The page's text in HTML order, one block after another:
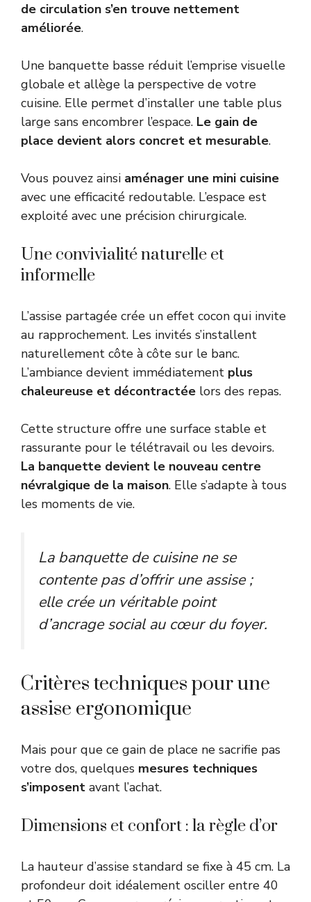
de circulation s’en trouve nettement
améliorée.
Une banquette basse réduit l’emprise visuelle
globale et allège la perspective de votre
cuisine. Elle permet d’installer une table plus
large sans encombrer l’espace. Le gain de
place devient alors concret et mesurable.
Vous pouvez ainsi aménager une mini cuisine
avec une efficacité redoutable. L’espace est
exploité avec une précision chirurgicale.
Une convivialité naturelle et
informelle
L’assise partagée crée un effet cocon qui invite
au rapprochement. Les invités s’installent
naturellement côte à côte sur le banc.
L’ambiance devient immédiatement plus
chaleureuse et décontractée lors des repas.
Cette structure offre une surface stable et
rassurante pour le télétravail ou les devoirs.
La banquette devient le nouveau centre
névralgique de la maison. Elle s’adapte à tous
les moments de vie.
La banquette de cuisine ne se
contente pas d’offrir une assise ;
elle crée un véritable point
d’ancrage social au cœur du foyer.
Critères techniques pour une
assise ergonomique
Mais pour que ce gain de place ne sacrifie pas
votre dos, quelques mesures techniques
s’imposent avant l’achat.
Dimensions et confort : la règle d’or
La hauteur d’assise standard se fixe à 45 cm. La
profondeur doit idéalement osciller entre 40